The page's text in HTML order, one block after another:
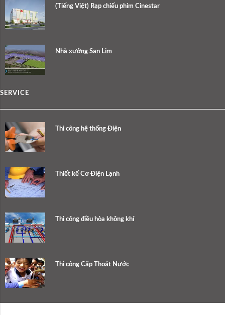
(Tiếng Việt) Rạp chiếu phim Cinestar
Nhà xưởng San Lim
SERVICE
Thi công hệ thống Điện
Thiết kế Cơ Điện Lạnh
Thi công điều hòa không khí
Thi công Cấp Thoát Nước